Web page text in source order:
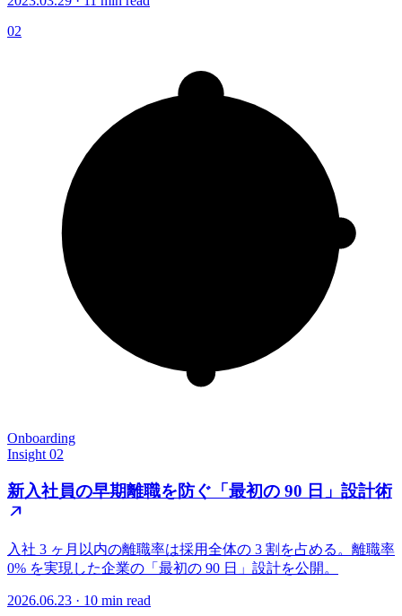
02
Onboarding
Insight 02
新入社員の早期離職を防ぐ「最初の 90 日」設計術
入社 3 ヶ月以内の離職率は採用全体の 3 割を占める。離職率
0% を実現した企業の「最初の 90 日」設計を公開。
2026.06.23 · 10 min read